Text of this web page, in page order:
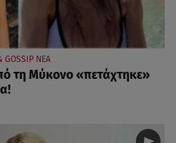
GOSSIP ΝΕΑ
τη Μύκονο «πετάχτηκε»